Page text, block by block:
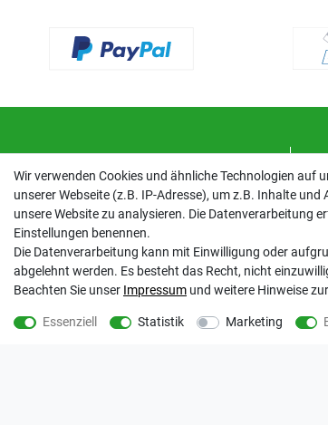
BESTELLUNG
Zahlungsarten
Versandarten & -kosten
Widerrufsrecht
Warenkorb
Zur Kasse
Wir verwenden Cookies und ähnliche Technologien auf
unserer Webseite (z.B. IP-Adresse), um z.B. Inhalte
unsere Website zu analysieren. Die Datenverarbeitung
Einstellungen benennen.
Die Datenverarbeitung kann mit Einwilligung oder
abgelehnt werden. Es besteht das Recht, nicht
Beachten Sie unser Impressum und weitere Hinweise
Essenziell Statistik Marketing